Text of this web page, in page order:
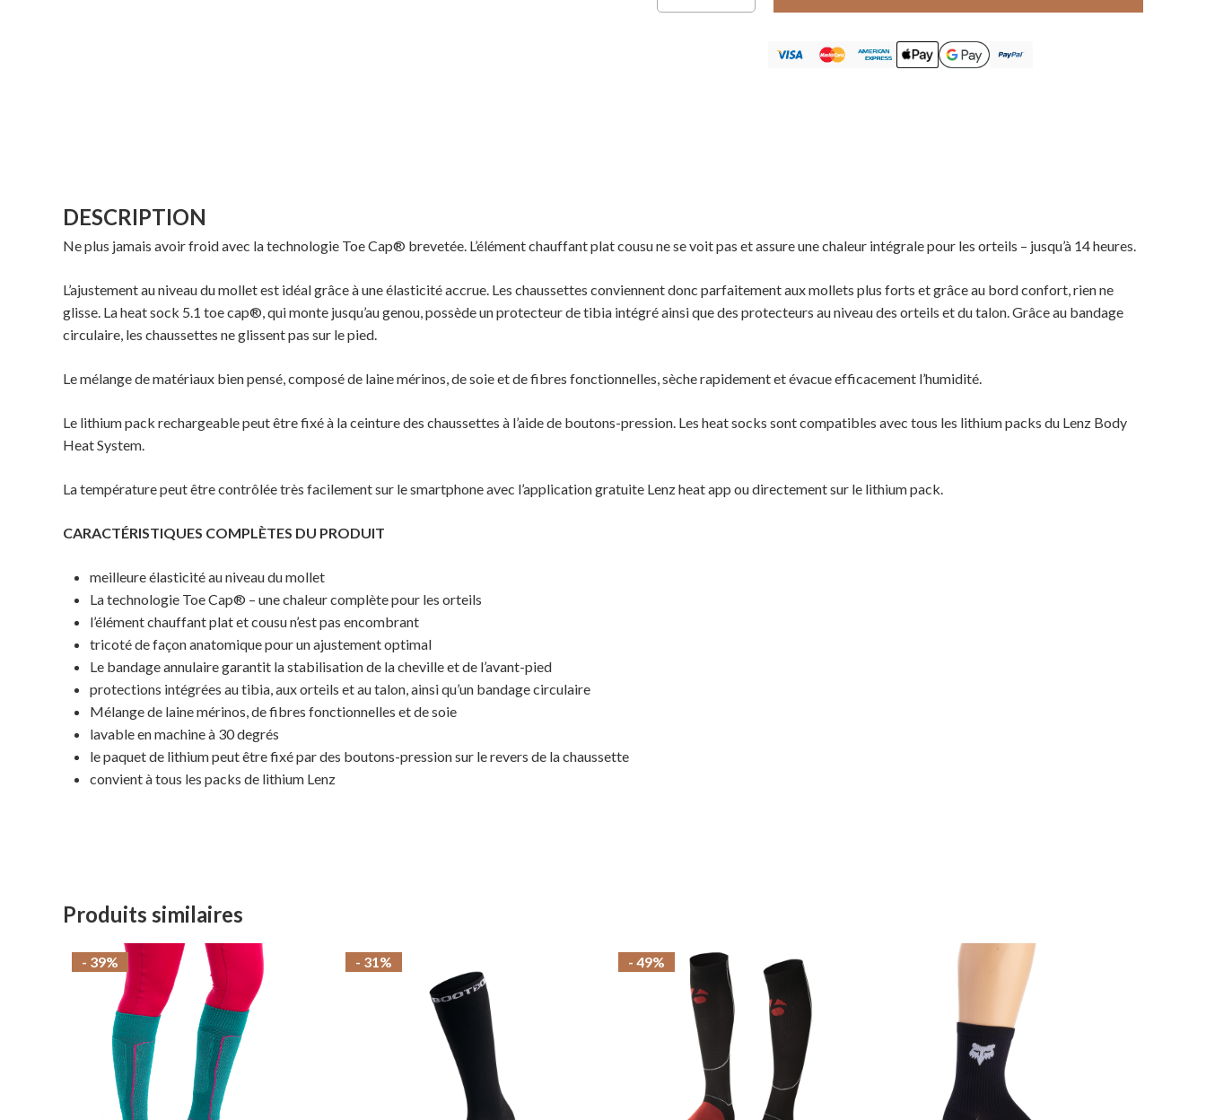
MAGASINER EN LIGNE
DESCRIPTION
Ne plus jamais avoir froid avec la technologie Toe Cap® brevetée. L’élément chauffant plat cousu ne se voit pas et assure une chaleur intégrale pour les orteils – jusqu’à 14 heures.
L’ajustement au niveau du mollet est idéal grâce à une élasticité accrue. Les chaussettes conviennent donc parfaitement aux mollets plus forts et grâce au bord confort, rien ne
glisse. La heat sock 5.1 toe cap®, qui monte jusqu’au genou, possède un protecteur de tibia intégré ainsi que des protecteurs au niveau des orteils et du talon. Grâce au bandage
circulaire, les chaussettes ne glissent pas sur le pied.
Le mélange de matériaux bien pensé, composé de laine mérinos, de soie et de fibres fonctionnelles, sèche rapidement et évacue efficacement l’humidité.
Le lithium pack rechargeable peut être fixé à la ceinture des chaussettes à l’aide de boutons-pression. Les heat socks sont compatibles avec tous les lithium packs du Lenz Body
Heat System.
La température peut être contrôlée très facilement sur le smartphone avec l’application gratuite Lenz heat app ou directement sur le lithium pack.
CARACTÉRISTIQUES COMPLÈTES DU PRODUIT
meilleure élasticité au niveau du mollet
La technologie Toe Cap® – une chaleur complète pour les orteils
l’élément chauffant plat et cousu n’est pas encombrant
tricoté de façon anatomique pour un ajustement optimal
Le bandage annulaire garantit la stabilisation de la cheville et de l’avant-pied
protections intégrées au tibia, aux orteils et au talon, ainsi qu’un bandage circulaire
Mélange de laine mérinos, de fibres fonctionnelles et de soie
lavable en machine à 30 degrés
le paquet de lithium peut être fixé par des boutons-pression sur le revers de la chaussette
convient à tous les packs de lithium Lenz
Produits similaires
- 39% - 31% - 49%